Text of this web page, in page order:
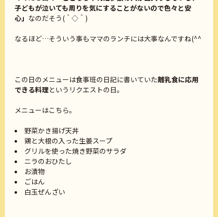
子どもが泣いても周りを気にすることがないので色々と安
心」 なのだそう(＾◇＾)
なるほど…そういう事もママのランチには大事なんですね(^^
この日のメニューは食事班の日記に書いていた離乳食に応用
できる料理というリクエストの日。
メニューはこちら。
野菜かき揚げ天丼
鶏と大根の入った生姜スープ
グリルを使った焼き野菜のサラダ
ニラのおひたし
お漬物
ごはん
白玉ぜんざい